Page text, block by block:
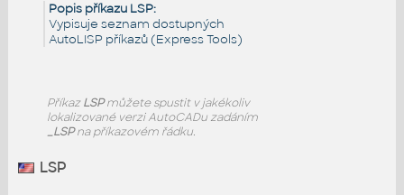
Popis příkazu LSP:
Vypisuje seznam dostupných
AutoLISP příkazů (Express Tools)
PříkazLSPmůžete spustit v jakékoliv
lokalizované verzi AutoCADu zadáním
_LSPna příkazovém řádku.
LSP